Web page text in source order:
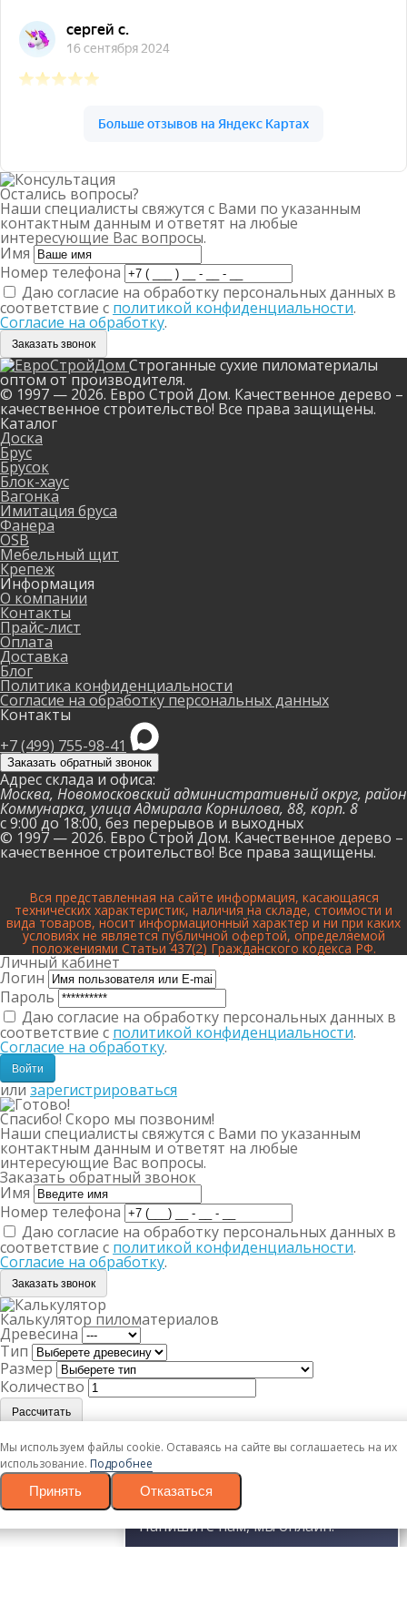
Напишите нам, мы онлайн!
Остались вопросы?
Наши специалисты свяжутся с Вами по указанным
контактным данным и ответят на любые
интересующие Вас вопросы.
Имя
Номер телефона
Даю согласие на обработку персональных данных в
соответствие с политикой конфиденциальности.
Согласие на обработку.
Заказать звонок
Строганные сухие пиломатериалы
оптом от производителя.
© 1997 — 2026. Евро Строй Дом. Качественное дерево –
качественное строительство! Все права защищены.
Каталог
Доска
Брус
Брусок
Блок-хаус
Вагонка
Имитация бруса
Фанера
OSB
Мебельный щит
Крепеж
Информация
О компании
Контакты
Прайс-лист
Оплата
Доставка
Блог
Политика конфиденциальности
Согласие на обработку персональных данных
Контакты
+7 (499) 755-98-41
Заказать обратный звонок
Адрес склада и офиса:
Москва, Новомосковский административный округ, район
Коммунарка, улица Адмирала Корнилова, 88, корп. 8
с 9:00 до 18:00, без перерывов и выходных
© 1997 — 2026. Евро Строй Дом. Качественное дерево –
качественное строительство! Все права защищены.
Вся представленная на сайте информация, касающаяся
технических характеристик, наличия на складе, стоимости и
вида товаров, носит информационный характер и ни при каких
условиях не является публичной офертой, определяемой
положениями Статьи 437(2) Гражданского кодекса РФ.
Личный кабинет
Логин
Пароль
Даю согласие на обработку персональных данных в
соответствие с политикой конфиденциальности.
Согласие на обработку.
или зарегистрироваться
Спасибо! Скоро мы позвоним!
Наши специалисты свяжутся с Вами по указанным
контактным данным и ответят на любые
интересующие Вас вопросы.
Заказать обратный звонок
Имя
Номер телефона
Даю согласие на обработку персональных данных в
соответствие с политикой конфиденциальности.
Согласие на обработку.
Заказать звонок
Калькулятор пиломатериалов
Древесина
Тип
Размер
Количество
Рассчитать
Ваш товар успешно добавлен в корзину
Вернуться
Оформить заказ
Заказать в 1 клик
в течении 10 минут.
Мы используем файлы cookie. Оставаясь на сайте вы соглашаетесь на их
использование. Подробнее
Принять
Отказаться